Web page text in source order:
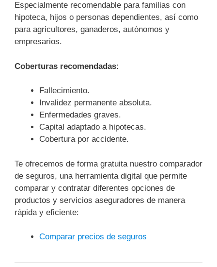
Especialmente recomendable para familias con
hipoteca, hijos o personas dependientes, así como
para agricultores, ganaderos, autónomos y
empresarios.
Coberturas recomendadas:
Fallecimiento.
Invalidez permanente absoluta.
Enfermedades graves.
Capital adaptado a hipotecas.
Cobertura por accidente.
Te ofrecemos de forma gratuita nuestro comparador
de seguros, una herramienta digital que permite
comparar y contratar diferentes opciones de
productos y servicios aseguradores de manera
rápida y eficiente:
Comparar precios de seguros